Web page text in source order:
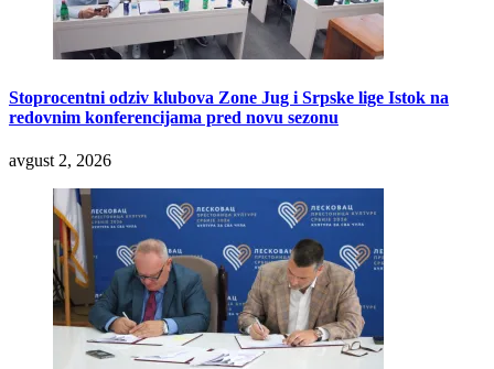
Stoprocentni odziv klubova Zone Jug i Srpske lige Istok na
redovnim konferencijama pred novu sezonu
avgust 2, 2026